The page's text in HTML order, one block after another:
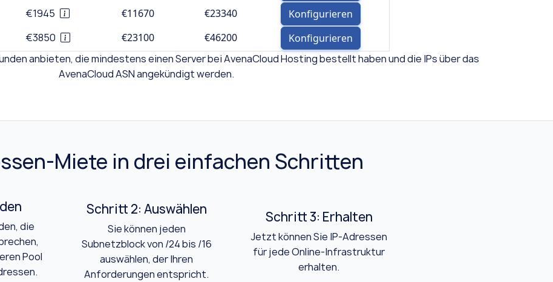
€1945 €11670 €23340
Konfigurieren
€3850 €23100 €46200
Konfigurieren
anbieten, die mindestens einen Server bei AvenaCloud Hosting bestellt haben und die IPs über das
AvenaCloud ASN angekündigt werden.
Miete in drei einfachen Schritten
die
Pool
Schritt 2: Auswählen
Sie können jeden
Subnetzblock von /24 bis /16
auswählen, der Ihren
Anforderungen entspricht.
Schritt 3: Erhalten
Jetzt können Sie IP-Adressen
für jede Online-Infrastruktur
erhalten.